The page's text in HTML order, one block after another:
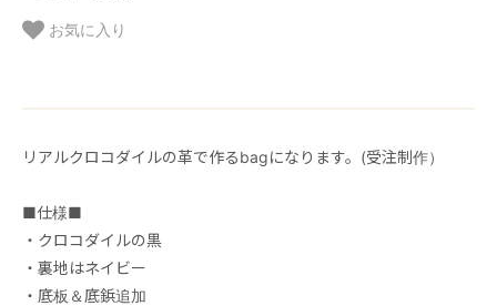
お気に入り
リアルクロコダイルの革で作るbagになります。(受注制作）
■仕様■
・クロコダイルの黒
・裏地はネイビー
・底板＆底鋲追加